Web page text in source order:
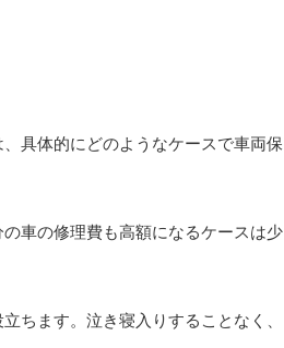
具体的にどのようなケースで車両保
車の修理費も高額になるケースは少
ちます。泣き寝入りすることなく、